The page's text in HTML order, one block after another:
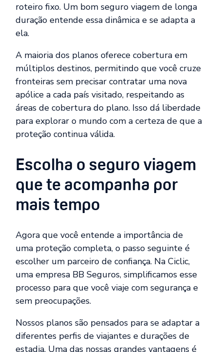
roteiro fixo. Um bom seguro viagem de longa
duração entende essa dinâmica e se adapta a
ela.
A maioria dos planos oferece cobertura em
múltiplos destinos, permitindo que você cruze
fronteiras sem precisar contratar uma nova
apólice a cada país visitado, respeitando as
áreas de cobertura do plano. Isso dá liberdade
para explorar o mundo com a certeza de que a
proteção continua válida.
Escolha o seguro viagem
que te acompanha por
mais tempo
Agora que você entende a importância de
uma proteção completa, o passo seguinte é
escolher um parceiro de confiança. Na Ciclic,
uma empresa BB Seguros, simplificamos esse
processo para que você viaje com segurança e
sem preocupações.
Nossos planos são pensados para se adaptar a
diferentes perfis de viajantes e durações de
estadia. Uma das nossas grandes vantagens é